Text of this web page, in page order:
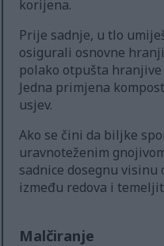
korijena.
Prije sadnje, u tlo
osigurali osnovne
polako otpušta
Jedna primjena
usjev.
Ako se čini da biljke
uravnoteženim
sadnice dosegnu visinu
između redova i
Malčiranje